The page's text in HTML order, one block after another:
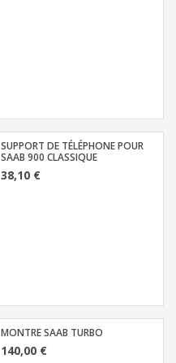
SUPPORT DE TÉLÉPHONE POUR
SAAB 900 CLASSIQUE
38,10 €
MONTRE SAAB TURBO
140,00 €